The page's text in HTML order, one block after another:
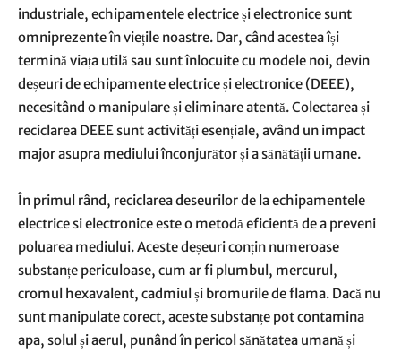
industriale, echipamentele electrice și electronice sunt
omniprezente în viețile noastre. Dar, când acestea își
termină viața utilă sau sunt înlocuite cu modele noi, devin
deșeuri de echipamente electrice și electronice (DEEE),
necesitând o manipulare și eliminare atentă. Colectarea și
reciclarea DEEE sunt activități esențiale, având un impact
major asupra mediului înconjurător și a sănătății umane.
În primul rând, reciclarea deseurilor de la echipamentele
electrice si electronice este o metodă eficientă de a preveni
poluarea mediului. Aceste deșeuri conțin numeroase
substanțe periculoase, cum ar fi plumbul, mercurul,
cromul hexavalent, cadmiul și bromurile de flama. Dacă nu
sunt manipulate corect, aceste substanțe pot contamina
apa, solul și aerul, punând în pericol sănătatea umană și